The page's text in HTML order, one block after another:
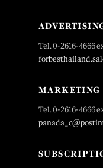
Tel. 0-2616-4666
MARKETING
Tel. 0-2616-4666